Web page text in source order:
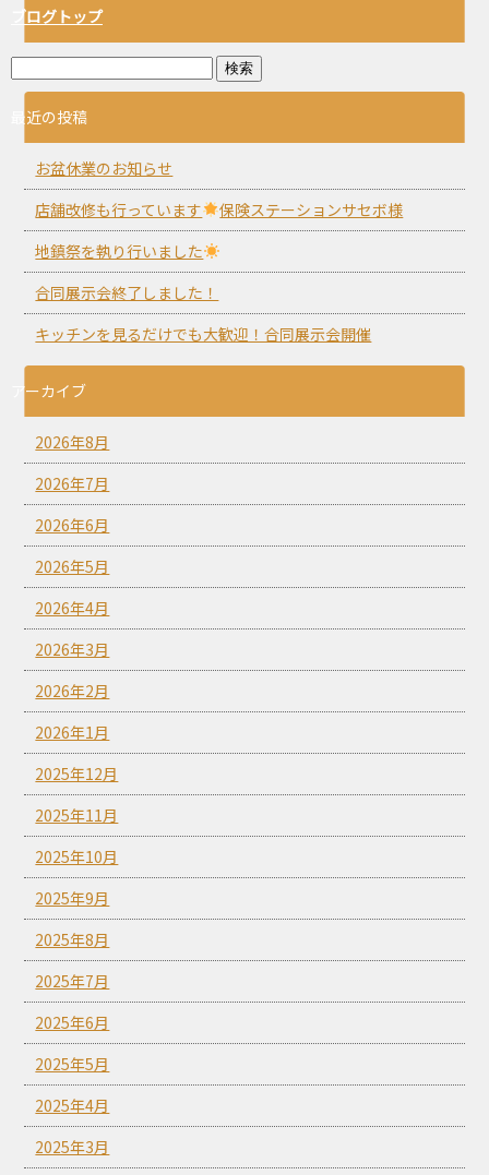
ブログトップ
最近の投稿
お盆休業のお知らせ
店舗改修も行っています
保険ステーションサセボ様
地鎮祭を執り行いました
合同展示会終了しました！
キッチンを見るだけでも大歓迎！合同展示会開催
アーカイブ
2026年8月
2026年7月
2026年6月
2026年5月
2026年4月
2026年3月
2026年2月
2026年1月
2025年12月
2025年11月
2025年10月
2025年9月
2025年8月
2025年7月
2025年6月
2025年5月
2025年4月
2025年3月